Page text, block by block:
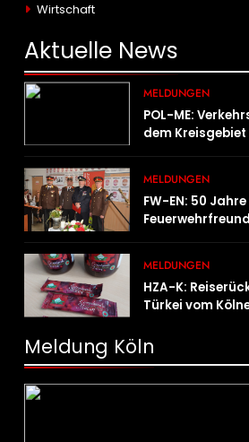
Wirtschaft
Aktuelle News
MELDUNGEN
POL-ME:
dem Kreisgebiet
MELDUNGEN
FW-EN: 50
MELDUNGEN
HZA-K:
Türkei vom
Potenzhonig
Trend hält an
Meldung Köln